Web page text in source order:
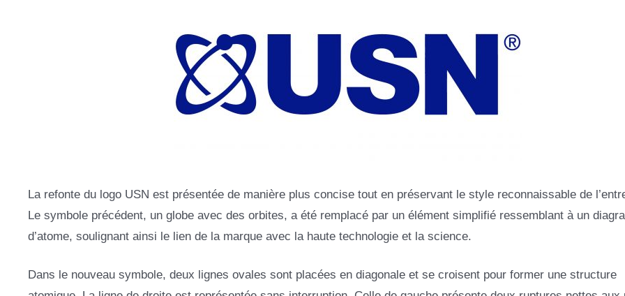
La refonte du logo USN est présentée de manière plus concise tout en préservant le style reconnaissable de
Le symbole précédent, un globe avec des orbites, a été remplacé par un élément simplifié ressemblant à un
d’atome, soulignant ainsi le lien de la marque avec la haute technologie et la science.
Dans le nouveau symbole, deux lignes ovales sont placées en diagonale et se croisent pour former une structure